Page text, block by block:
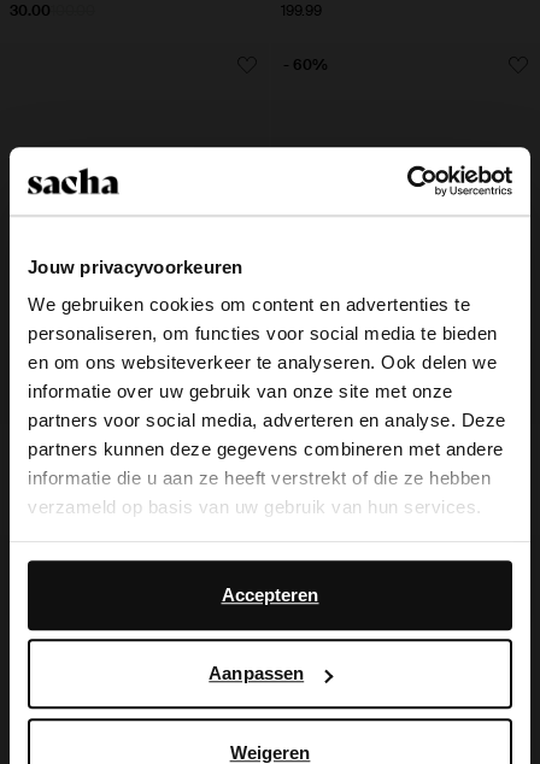
Jouw privacyvoorkeuren
We gebruiken cookies om content en advertenties te
personaliseren, om functies voor social media te bieden
en om ons websiteverkeer te analyseren. Ook delen we
informatie over uw gebruik van onze site met onze
partners voor social media, adverteren en analyse. Deze
partners kunnen deze gegevens combineren met andere
informatie die u aan ze heeft verstrekt of die ze hebben
verzameld op basis van uw gebruik van hun services.
Daarnaast werken wij samen met Google voor
advertentie- en meetdoeleinden. Meer informatie over
hoe Google uw persoonsgegevens gebruikt, vindt u op
Accepteren
Aanpassen
Weigeren
30.00 199.99
Leopard clogs met gesp
119.99
Bruine suède teddy sneakers
110.00
44.00
- 60%
- 30%
×
View this website in English?
It looks like your language isn't Dutch. Would
you like to switch to English?
English
No, stay in Dutch